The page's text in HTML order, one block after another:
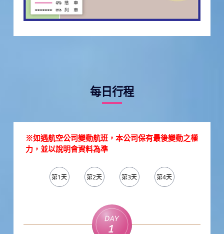
每日行程
※如遇航空公司變動航班，本公司保有最後變動之權
力，並以說明會資料為準
第1天 第2天 第3天 第4天
Day
1